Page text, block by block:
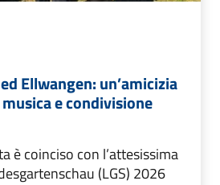
Ellwangen: un’amicizia
e condivisione
è coinciso con l’attesissima
(LGS) 2026